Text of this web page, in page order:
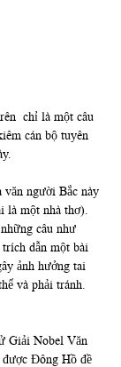
chỉ là một câu
cán bộ tuyên
văn người Bắc này
là một nhà thơ).
câu như
dẫn một bài
ảnh hưởng tai
và phải tránh.
Giải Nobel Văn
được Đông Hồ đề